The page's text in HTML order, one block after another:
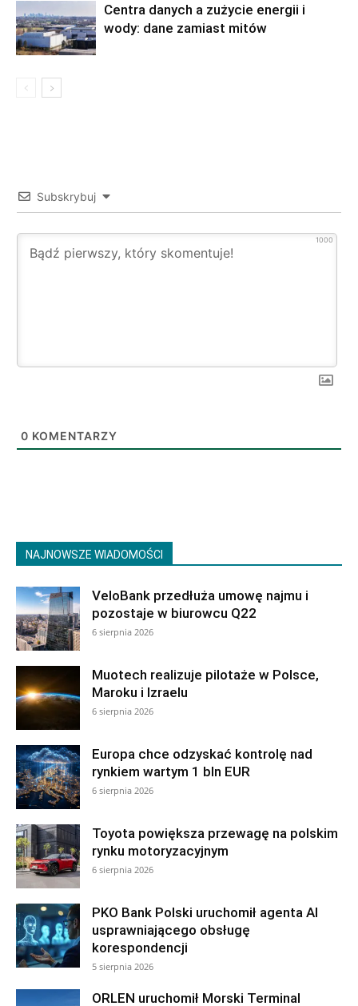
Centra danych a zużycie energii i
wody: dane zamiast mitów
Subskrybuj
1000
0 KOMENTARZY
NAJNOWSZE WIADOMOŚCI
VeloBank przedłuża umowę najmu i
pozostaje w biurowcu Q22
6 sierpnia 2026
Muotech realizuje pilotaże w Polsce,
Maroku i Izraelu
6 sierpnia 2026
Europa chce odzyskać kontrolę nad
rynkiem wartym 1 bln EUR
6 sierpnia 2026
Toyota powiększa przewagę na polskim
rynku motoryzacyjnym
6 sierpnia 2026
PKO Bank Polski uruchomił agenta AI
usprawniającego obsługę
korespondencji
5 sierpnia 2026
ORLEN uruchomił Morski Terminal